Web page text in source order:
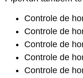
Controle de
Controle de
Controle de
Controle de
Controle de